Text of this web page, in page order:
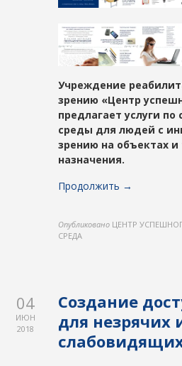
Учреждение
зрению «Центр
предлагает услуги
среды для людей с
зрению на объектах
назначения.
Продолжить →
Опубликовано ЦЕНТР
СРЕДА
04
ИЮН
2018
Создание
для незрячих